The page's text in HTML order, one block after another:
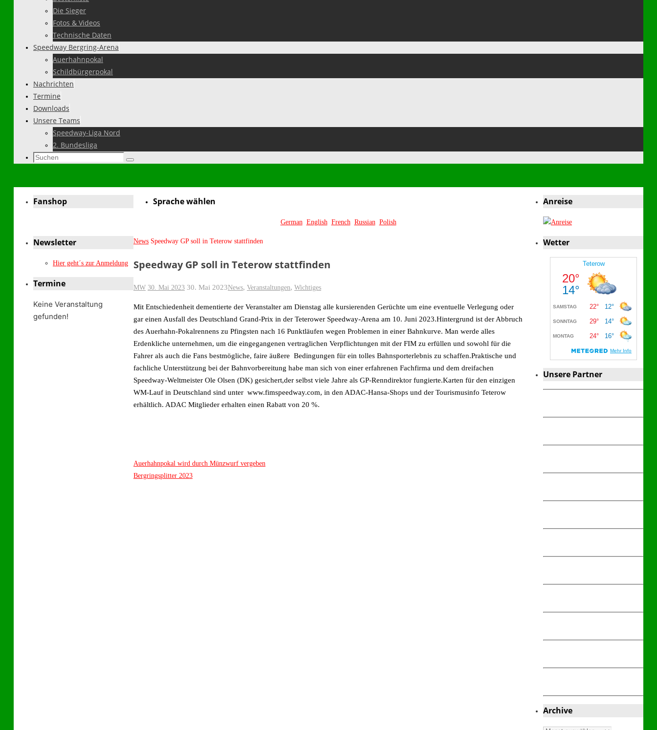
Die Sieger
Fotos & Videos
Technische Daten
Speedway Bergring-Arena
Auerhahnpokal
Schildbürgerpokal
Nachrichten
Termine
Downloads
Unsere Teams
Speedway-Liga Nord
2. Bundesliga
Suchen
Suchen
Sprache wählen
German English French Russian Polish
Start
News Speedway GP soll in Teterow stattfinden
Speedway GP soll in Teterow stattfinden
MW 30. Mai 2023 30. Mai 2023News, Veranstaltungen, Wichtiges
Mit Entschiedenheit dementierte der Veranstalter am Dienstag alle kursierenden Gerüchte um eine eventuelle Verlegung oder
gar einen Ausfall des Deutschland Grand-Prix in der Teterower Speedway-Arena am 10. Juni 2023.Hintergrund ist der Abbruch
des Auerhahn-Pokalrennens zu Pfingsten nach 16 Punktläufen wegen Problemen in einer Bahnkurve. Man werde alles
Erdenkliche unternehmen, um die eingegangenen vertraglichen Verpflichtungen mit der FIM zu erfüllen und sowohl für die
Fahrer als auch die Fans bestmögliche, faire äußere Bedingungen für ein tolles Bahnsporterlebnis zu schaffen.Praktische und
fachliche Unterstützung bei der Bahnvorbereitung habe man sich von einer erfahrenen Fachfirma und dem dreifachen
Speedway-Weltmeister Ole Olsen (DK) gesichert,der selbst viele Jahre als GP-Renndirektor fungierte.Karten für den einzigen
WM-Lauf in Deutschland sind unter www.fimspeedway.com, in den ADAC-Hansa-Shops und der Tourismusinfo Teterow
erhältlich. ADAC Mitglieder erhalten einen Rabatt von 20 %.
Auerhahnpokal wird durch Münzwurf vergeben
Bergringsplitter 2023
Fanshop
Newsletter
Hier geht´s zur Anmeldung
Termine
Keine Veranstaltung
gefunden!
Anreise
Wetter
Unsere Partner
Archive